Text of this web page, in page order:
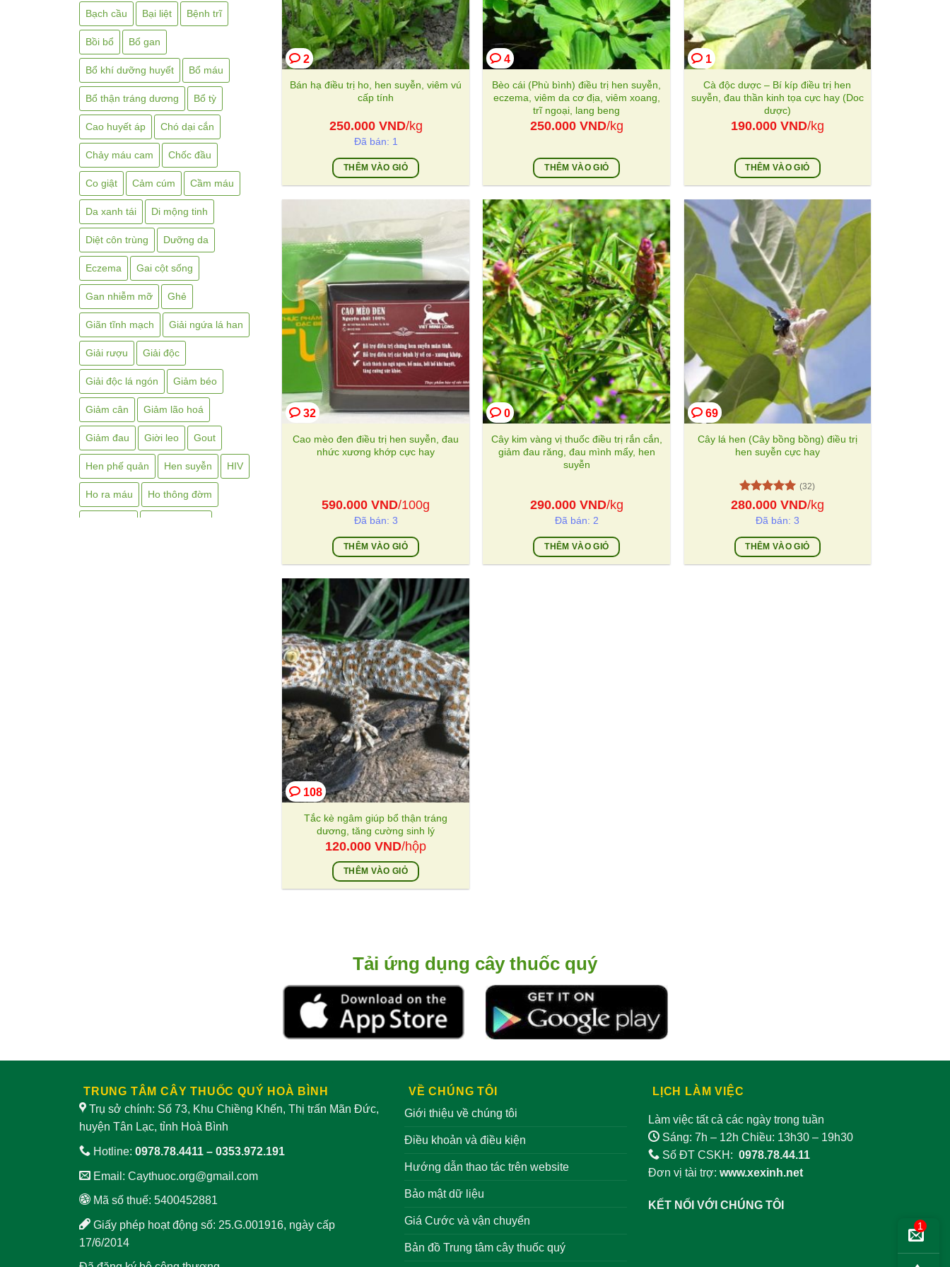
Bạch cầu Bại liệt Bệnh trĩ
Bồi bổ Bổ gan
Bổ khí dưỡng huyết Bổ máu
Bổ thận tráng dương Bổ tỳ
Cao huyết áp Chó dại cắn
Chảy máu cam Chốc đầu
Co giật Cảm cúm Cầm máu
Da xanh tái Di mộng tinh
Diệt côn trùng Dưỡng da
Eczema Gai cột sống
Gan nhiễm mỡ Ghẻ
Giãn tĩnh mạch Giải ngứa lá han
Giải rượu Giải độc
Giải độc lá ngón Giảm béo
Giảm cân Giảm lão hoá
Giảm đau Giời leo Gout
Hen phế quản Hen suyễn HIV
Ho ra máu Ho thông đờm
Phụ nữ sau sinh Quai bị
Rắn độc cắn
Rối loạn cương dương
Rối loạn tiền đình Rụng tóc
Sa tử cung Se khít âm đạo
Suy nhược cơ thể
Suy nhược thần kinh Suy thận
2
Bán hạ điều trị ho, hen suyễn, viêm vú
cấp tính
250.000 VND/kg
Đã bán: 1
THÊM VÀO GIỎ
4
Bèo cái (Phù bình) điều trị hen suyễn,
eczema, viêm da cơ địa, viêm xoang,
trĩ ngoại, lang beng
250.000 VND/kg
THÊM VÀO GIỎ
1
Cà độc dược – Bí kíp điều trị hen
suyễn, đau thần kinh tọa cực hay (Doc
dược)
190.000 VND/kg
THÊM VÀO GIỎ
32
Cao mèo đen điều trị hen suyễn, đau
nhức xương khớp cực hay
590.000VND/100g
Đã bán: 3
THÊM VÀO GIỎ
0
Cây kim vàng vị thuốc điều trị rắn cắn,
giảm đau răng, đau mình mẩy, hen
suyễn
290.000 VND/kg
Đã bán: 2
THÊM VÀO GIỎ
69
Cây lá hen (Cây bồng bồng) điều trị
hen suyễn cực hay
Được xếp
(32)
280.000 VND/kg
Đã bán: 3
THÊM VÀO GIỎ
108
Tắc kè ngâm giúp bổ thận tráng
dương, tăng cường sinh lý
120.000VND/hộp
THÊM VÀO GIỎ
Tải ứng dụng cây thuốc quý
TRUNG TÂM CÂY THUỐC QUÝ HOÀ BÌNH
Trụ sở chính: Số 73, Khu Chiềng Khến, Thị trấn Mãn Đức,
huyện Tân Lạc, tỉnh Hoà Bình
Hotline: 0978.78.4411 – 0353.972.191
Email: Caythuoc.org@gmail.com
Mã số thuế: 5400452881
Giấy phép hoạt động số: 25.G.001916, ngày cấp
17/6/2014
VỀ CHÚNG TÔI
Giới thiệu về chúng tôi
Điều khoản và điều kiện
Hướng dẫn thao tác trên website
Bảo mật dữ liệu
Giá Cước và vận chuyển
Bản đồ Trung tâm cây thuốc quý
LỊCH LÀM VIỆC
Làm việc tất cả các ngày trong tuần
Sáng: 7h – 12h Chiều: 13h30 – 19h30
Số ĐT CSKH: 0978.78.44.11
Đơn vị tài trợ: www.xexinh.net
KẾT NỐI VỚI CHÚNG TÔI
1